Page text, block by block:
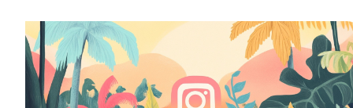
03 Preisgestaltung
Über uns